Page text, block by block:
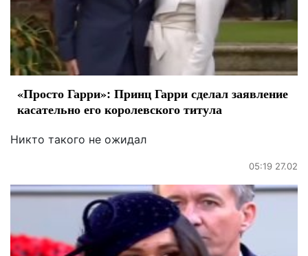
«Просто Гарри»: Принц Гарри сделал заявление
касательно его королевского титула
Никто такого не ожидал
05:19 27.02